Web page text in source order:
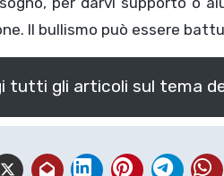
Il bullismo può essere
tutti gli articoli sul tema